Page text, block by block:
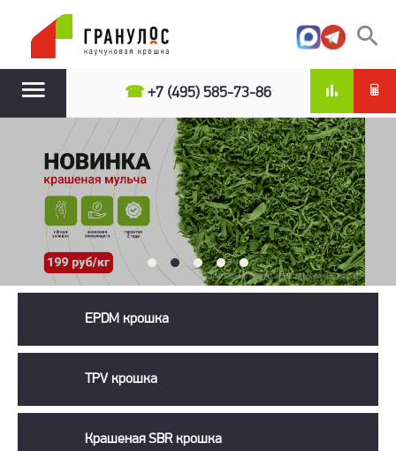
☎ +7 (495) 585-73-86
EPDM крошка
TPV крошка
Крашеная SBR крошка